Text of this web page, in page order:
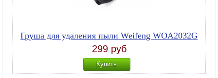
Груша для удаления пыли Weifeng WOA2032G
299 руб
Купить